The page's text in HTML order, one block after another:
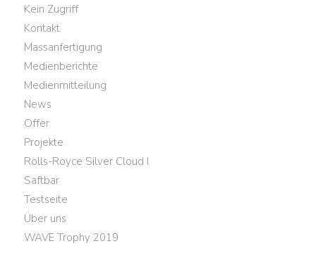
Kein Zugriff
Kontakt
Massanfertigung
Medienberichte
Medienmitteilung
News
Offer
Projekte
Rolls-Royce Silver Cloud I
Saftbar
Testseite
Über uns
WAVE Trophy 2019